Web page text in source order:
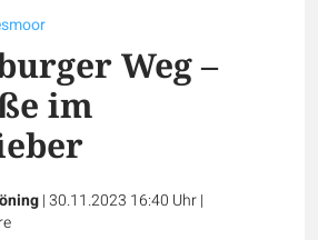
Weg –
im
|30.11.2023 16:40 Uhr|